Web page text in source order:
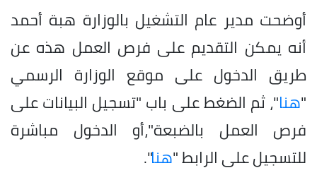
أوضحت مدير عام التشغيل بالوزارة هبة أحمد
أنه يمكن التقديم على فرص العمل هذه عن
طريق الدخول على موقع الوزارة الرسمي
"هنا"، ثم الضغط على باب "تسجيل البيانات على
فرص العمل بالضبعة"،أو الدخول مباشرة
للتسجيل على الرابط "هنا".